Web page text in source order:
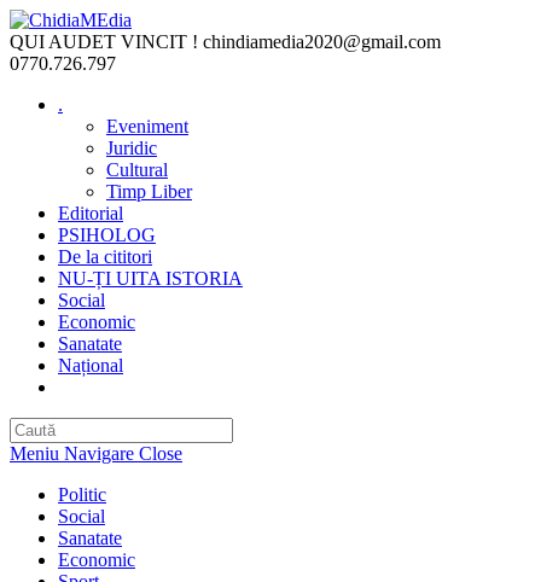
Skip
to
content
QUI AUDET VINCIT ! chindiamedia2020@gmail.com
0770.726.797
.
Eveniment
Juridic
Cultural
Timp Liber
Editorial
PSIHOLOG
De la cititori
NU-ȚI UITA ISTORIA
Social
Economic
Sanatate
Național
Meniu Navigare Close
Politic
Social
Sanatate
Economic